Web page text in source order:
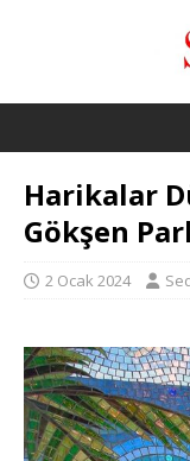
Harikalar
Gökşen
2 Ocak 2024